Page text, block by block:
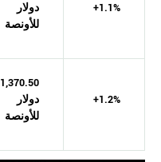
دولار
للأونصة
+1.1%
1,370.50
دولار
للأونصة
+1.2%